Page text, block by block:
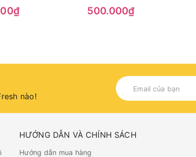
500.000₫
nào!
HƯỚNG DẪN VÀ CHÍNH SÁCH
Hướng dẫn mua hàng